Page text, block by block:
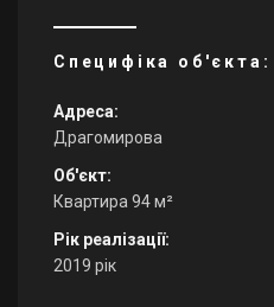
Специфіка об'єкта:
Адреса:
Драгомирова
Об'єкт:
Квартира 94 м²
Рік реалізації:
2019 рік